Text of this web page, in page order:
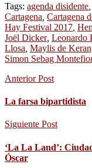
Tags: agenda disidente
Cartagena Cartagena
Hay Festival 2017
Joël Dicker, Leonardo
Llosa Maylis de
Simon Sebag
Anterior Post
La farsa bipartidista
Siguiente Post
‘La La Land’:
Óscar